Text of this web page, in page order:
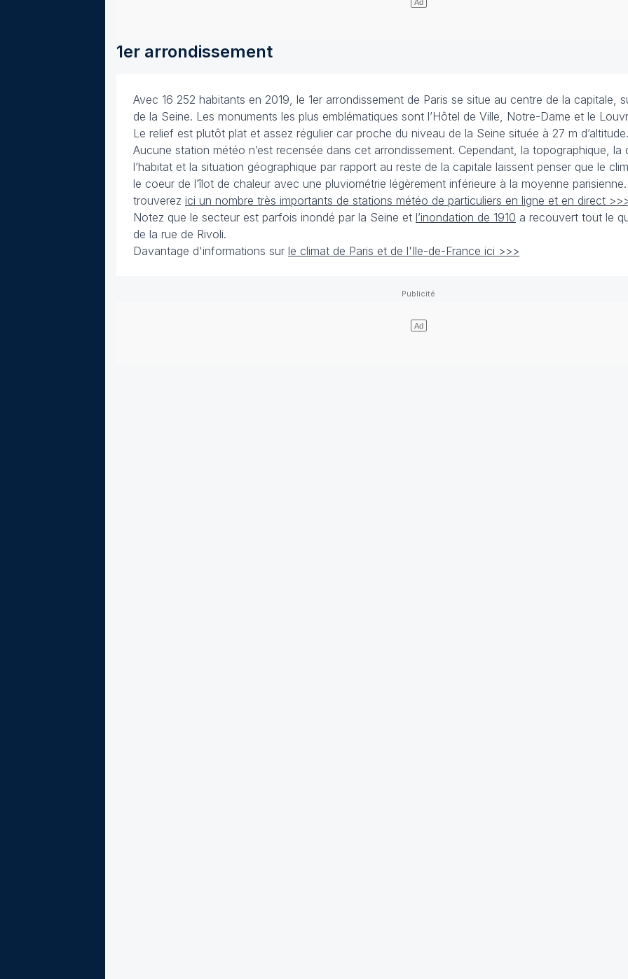
1er arrondissement
Avec 16 252 habitants en 2019, le 1er arrondissement de Paris se situe au centre de la capitale,
de la Seine. Les monuments les plus emblématiques sont l’Hôtel de Ville, Notre-Dame et le
Le relief est plutôt plat et assez régulier car proche du niveau de la Seine située à 27 m d’altitude.
Aucune station météo n’est recensée dans cet arrondissement. Cependant, la topographique, la
l’habitat et la situation géographique par rapport au reste de la capitale laissent penser que le
le coeur de l’îlot de chaleur avec une pluviométrie légèrement inférieure à la moyenne
trouverez ici un nombre très importants de stations météo de particuliers en ligne et en direct
Notez que le secteur est parfois inondé par la Seine et l’inondation de 1910 a recouvert tout le
de la rue de Rivoli.
Davantage d'informations sur le climat de Paris et de l'Ile-de-France ici >>>